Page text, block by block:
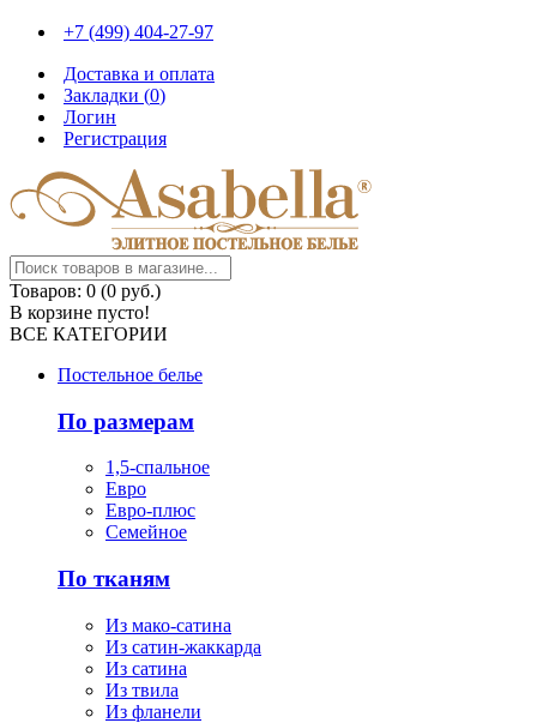
+7 (499) 404-27-97
Доставка и оплата
Закладки (0)
Логин
Регистрация
Товаров: 0 (0 руб.)
В корзине пусто!
ВСЕ КАТЕГОРИИ
Постельное белье
По размерам
1,5-спальное
Евро
Евро-плюс
Семейное
По тканям
Из мако-сатина
Из сатин-жаккарда
Из сатина
Из твила
Из фланели